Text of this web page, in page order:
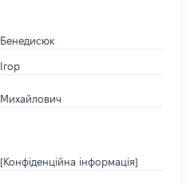
Бенедисюк
Ігор
Михайлович
[Конфіденційна інформація]